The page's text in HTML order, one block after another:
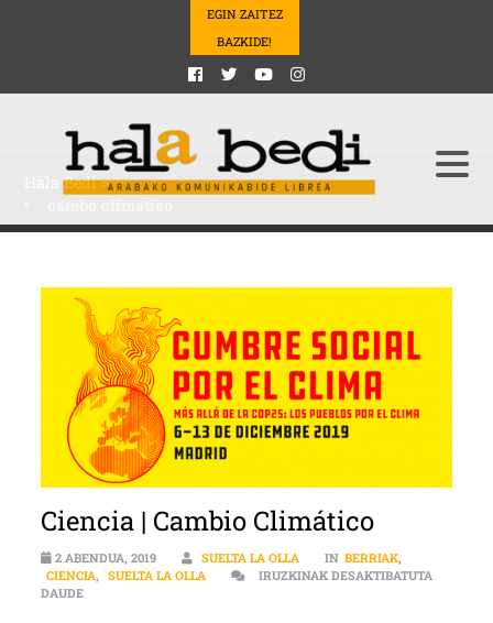
EGIN ZAITEZ
BAZKIDE!
Hala Bedi>
Ciencia | Cambio Climático
2 ABENDUA, 2019 SUELTA LA OLLA IN BERRIAK,
CIENCIA, SUELTA LA OLLA
IRUZKINAK DESAKTIBATUTA
DAUDECIENCIA | CAMBIO CLIMÁTICO SARRERAN